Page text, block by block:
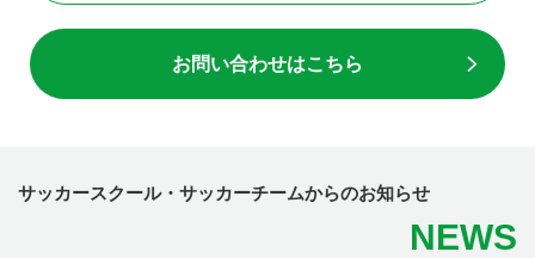
お問い合わせはこちら
サッカースクール・サッカーチームからのお知らせ
NEWS